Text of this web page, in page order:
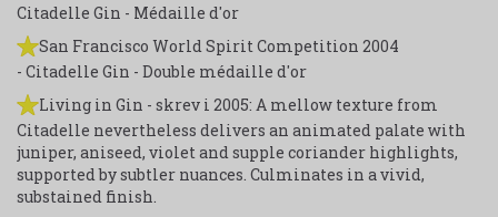
Citadelle Gin - Médaille d'or
San Francisco World Spirit Competition 2004
- Citadelle Gin - Double médaille d'or
Living in Gin - skrev i 2005: A mellow texture from
Citadelle nevertheless delivers an animated palate with
juniper, aniseed, violet and supple coriander highlights,
supported by subtler nuances. Culminates in a vivid,
substained finish.